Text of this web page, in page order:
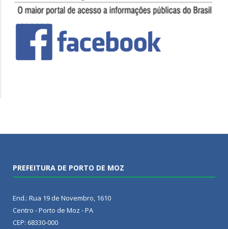
PREFEITURA DE PORTO DE MOZ
End.: Rua 19 de Novembro, 1610
Centro - Porto de Moz - PA
CEP: 68330-000